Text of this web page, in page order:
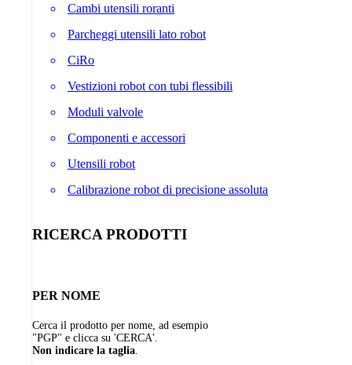
Cambi utensili roranti
Parcheggi utensili lato robot
CiRo
Vestizioni robot con tubi flessibili
Moduli valvole
Componenti e accessori
Utensili robot
Calibrazione robot di precisione assoluta
RICERCA PRODOTTI
PER NOME
Cerca il prodotto per nome, ad esempio
"PGP" e clicca su 'CERCA'.
Non indicare la taglia